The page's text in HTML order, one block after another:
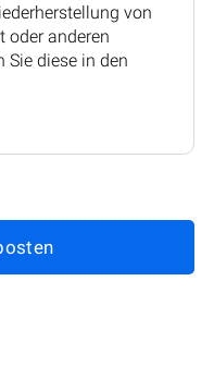
von
oder anderen
Sie diese in den